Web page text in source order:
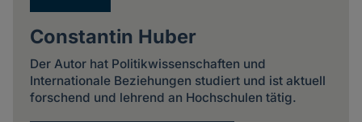
Constantin Huber
Der Autor hat Politikwissenschaften und
Internationale Beziehungen studiert und ist aktuell
forschend und lehrend an Hochschulen tätig.